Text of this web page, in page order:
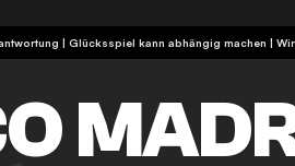
| Glücksspiel kann abhängig machen |